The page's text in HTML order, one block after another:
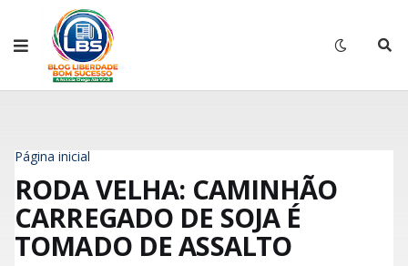
Página inicial
RODA VELHA: CAMINHÃO
CARREGADO DE SOJA É
TOMADO DE ASSALTO